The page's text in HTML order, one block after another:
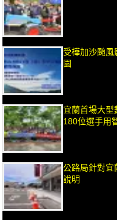
受樺加沙颱
園
宜蘭首場大
180位選手用
公路局針對宜
說明